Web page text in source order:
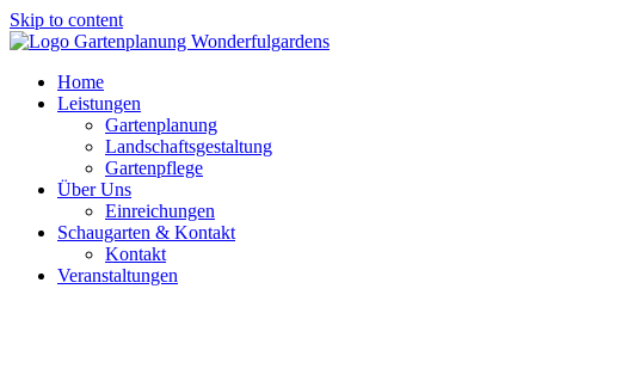
Skip to content
Home
Leistungen
Gartenplanung
Landschaftsgestaltung
Gartenpflege
Über Uns
Einreichungen
Schaugarten & Kontakt
Kontakt
Veranstaltungen